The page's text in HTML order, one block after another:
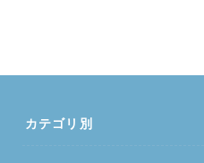
カテゴリ別